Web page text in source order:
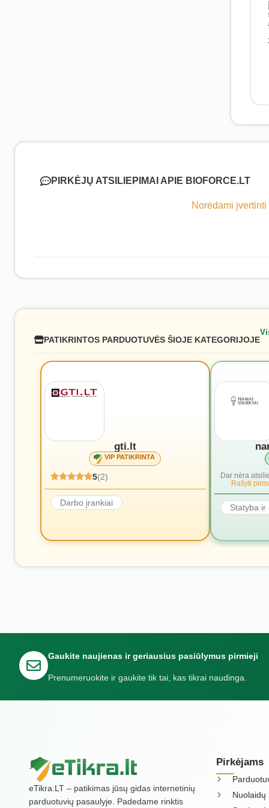
PIRKĖJŲ ATSILIEPIMAI APIE BIOFORCE.LT
Norėdami
PATIKRINTOS PARDUOTUVĖS ŠIOJE KATEGORIJOJE
gti.lt
VIP PATIKRINTA
5(2)
Darbo įrankiai
Dar nėra
Rašyti
Statyba ir
Gaukite naujienas ir geriausius pasiūlymus pirmieji
Prenumeruokite ir gaukite tik tai, kas tikrai naudinga.
eTikra.LT – patikimas jūsų gidas internetinių
parduotuvių pasaulyje. Padedame rinktis
Pirkėjams
Nuolaidų